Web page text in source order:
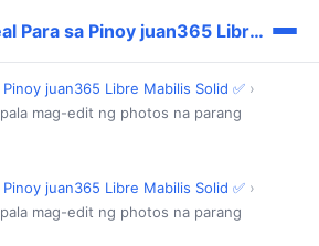
⭐ juan365 Real Para sa Pinoy juan365 Libre Mabilis Solid ✅
Pinoy juan365 Libre Mabilis Solid ✅ ›
mag-edit ng photos na parang
Pinoy juan365 Libre Mabilis Solid ✅ ›
mag-edit ng photos na parang